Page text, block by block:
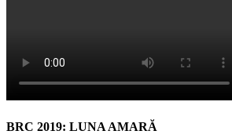
BRC 2019: LUNA AMARĂ